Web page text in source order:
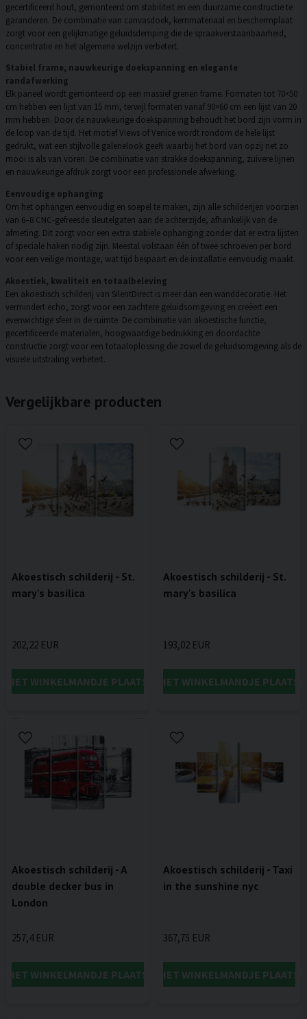
gecertificeerd hout, gemonteerd om stabiliteit en een duurzame constructie te
garanderen. De combinatie van canvasdoek, kernmateriaal en beschermplaat
zorgt voor een gelijkmatige geluidsdemping die de spraakverstaanbaarheid,
concentratie en het algemene welzijn verbetert.
Stabiel frame, nauwkeurige doekspanning en elegante
randafwerking
Elk paneel wordt gemonteerd op een massief grenen frame. Formaten tot 70×50
cm hebben een lijst van 15 mm, terwijl formaten vanaf 90×60 cm een lijst van 20
mm hebben. Door de nauwkeurige doekspanning behoudt het bord zijn vorm in
de loop van de tijd. Het motief Views of Venice wordt rondom de hele lijst
gedrukt, wat een stijlvolle galerielook geeft waarbij het bord van opzij net zo
mooi is als van voren. De combinatie van strakke doekspanning, zuivere lijnen
en nauwkeurige afdruk zorgt voor een professionele afwerking.
Eenvoudige ophanging
Om het ophangen eenvoudig en soepel te maken, zijn alle schilderijen voorzien
van 6–8 CNC-gefreesde sleutelgaten aan de achterzijde, afhankelijk van de
afmeting. Dit zorgt voor een extra stabiele ophanging zonder dat er extra lijsten
of speciale haken nodig zijn. Meestal volstaan één of twee schroeven per bord
voor een veilige montage, wat tijd bespaart en de installatie eenvoudig maakt.
Akoestiek, kwaliteit en totaalbeleving
Een akoestisch schilderij van SilentDirect is meer dan een wanddecoratie. Het
vermindert echo, zorgt voor een zachtere geluidsomgeving en creëert een
evenwichtige sfeer in de ruimte. De combinatie van akoestische functie,
gecertificeerde materialen, hoogwaardige bedrukking en doordachte
constructie zorgt voor een totaaloplossing die zowel de geluidsomgeving als de
visuele uitstraling verbetert.
Vergelijkbare producten
Akoestisch schilderij - St.
mary's basilica
202,22 EUR
HET WINKELMANDJE PLAATSEN
Akoestisch schilderij - St.
mary's basilica
193,02 EUR
IN HET WINKELMANDJE
Akoestisch schilderij - A
double decker bus in
London
257,4 EUR
HET WINKELMANDJE PLAATSEN
Akoestisch schilderij - Taxi
in the sunshine nyc
367,75 EUR
IN HET WINKELMANDJE